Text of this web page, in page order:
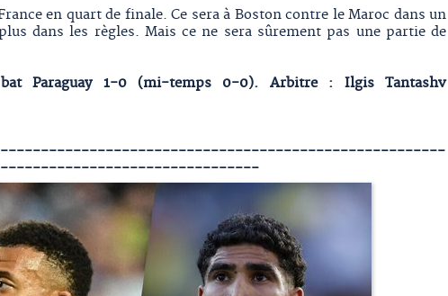
en quart de finale. Ce sera à Boston contre le Maroc dans un
dans les règles. Mais ce ne sera sûrement pas une partie de
bat Paraguay 1-0 (mi-temps 0-0). Arbitre : Ilgis Tantashv